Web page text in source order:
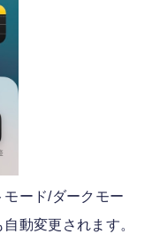
モード/ダークモー
動変更されます。